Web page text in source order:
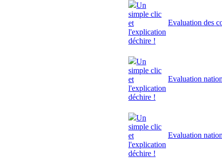
Un
simple clic
et
l'explication
déchire !
Evaluation des
Un
simple clic
et
l'explication
déchire !
Evaluation
Un
simple clic
et
l'explication
déchire !
Evaluation